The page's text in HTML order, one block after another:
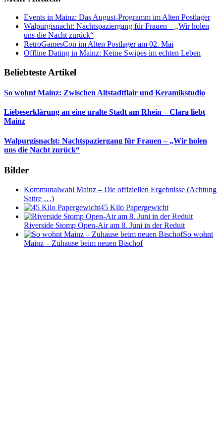
Events in Mainz: Das August-Programm im Alten Postlager
Walpurgisnacht: Nachtspaziergang für Frauen – „Wir holen
uns die Nacht zurück“
RetroGamesCon im Alten Postlager am 02. Mai
Offline Dating in Mainz: Keine Swipes im echten Leben
Beliebteste Artikel
So wohnt Mainz: Zwischen Altstadtflair und Keramikstudio
Liebeserklärung an eine uralte Stadt am Rhein – Clara liebt
Mainz
Walpurgisnacht: Nachtspaziergang für Frauen – „Wir holen
uns die Nacht zurück“
Bilder
Kommunalwahl Mainz – Die offiziellen Ergebnisse (Achtung
Satire …)
45 Kilo Papergewicht
Riverside Stomp Open-Air am 8. Juni in der Reduit
So wohnt
Mainz – Zuhause beim neuen Bischof